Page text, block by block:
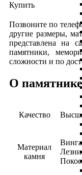
Купить
Позвоните по
другие размеры,
представлена на
памятники,
сложности и по
О памятнике
Качество
Материал
камня